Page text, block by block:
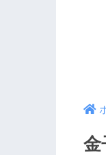
金